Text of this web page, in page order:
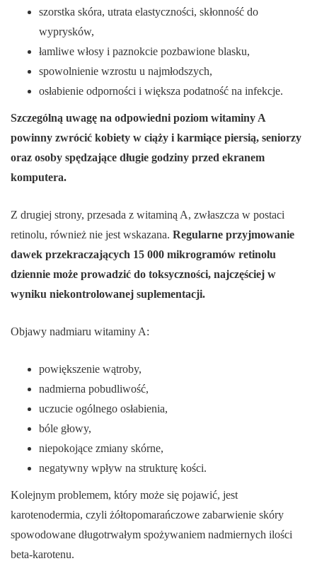
szorstka skóra, utrata elastyczności, skłonność do
wyprysków,
łamliwe włosy i paznokcie pozbawione blasku,
spowolnienie wzrostu u najmłodszych,
osłabienie odporności i większa podatność na infekcje.
Szczególną uwagę na odpowiedni poziom witaminy A
powinny zwrócić kobiety w ciąży i karmiące piersią, seniorzy
oraz osoby spędzające długie godziny przed ekranem
komputera.
Z drugiej strony, przesada z witaminą A, zwłaszcza w postaci
retinolu, również nie jest wskazana. Regularne przyjmowanie
dawek przekraczających 15 000 mikrogramów retinolu
dziennie może prowadzić do toksyczności, najczęściej w
wyniku niekontrolowanej suplementacji.
Objawy nadmiaru witaminy A:
powiększenie wątroby,
nadmierna pobudliwość,
uczucie ogólnego osłabienia,
bóle głowy,
niepokojące zmiany skórne,
negatywny wpływ na strukturę kości.
Kolejnym problemem, który może się pojawić, jest
karotenodermia, czyli żółtopomarańczowe zabarwienie skóry
spowodowane długotrwałym spożywaniem nadmiernych ilości
beta-karotenu.